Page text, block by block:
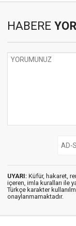
HABERE
UYARI: Küfür, hakaret,
içeren, imla kuralları ile
Türkçe karakter
onaylanmamaktadır.